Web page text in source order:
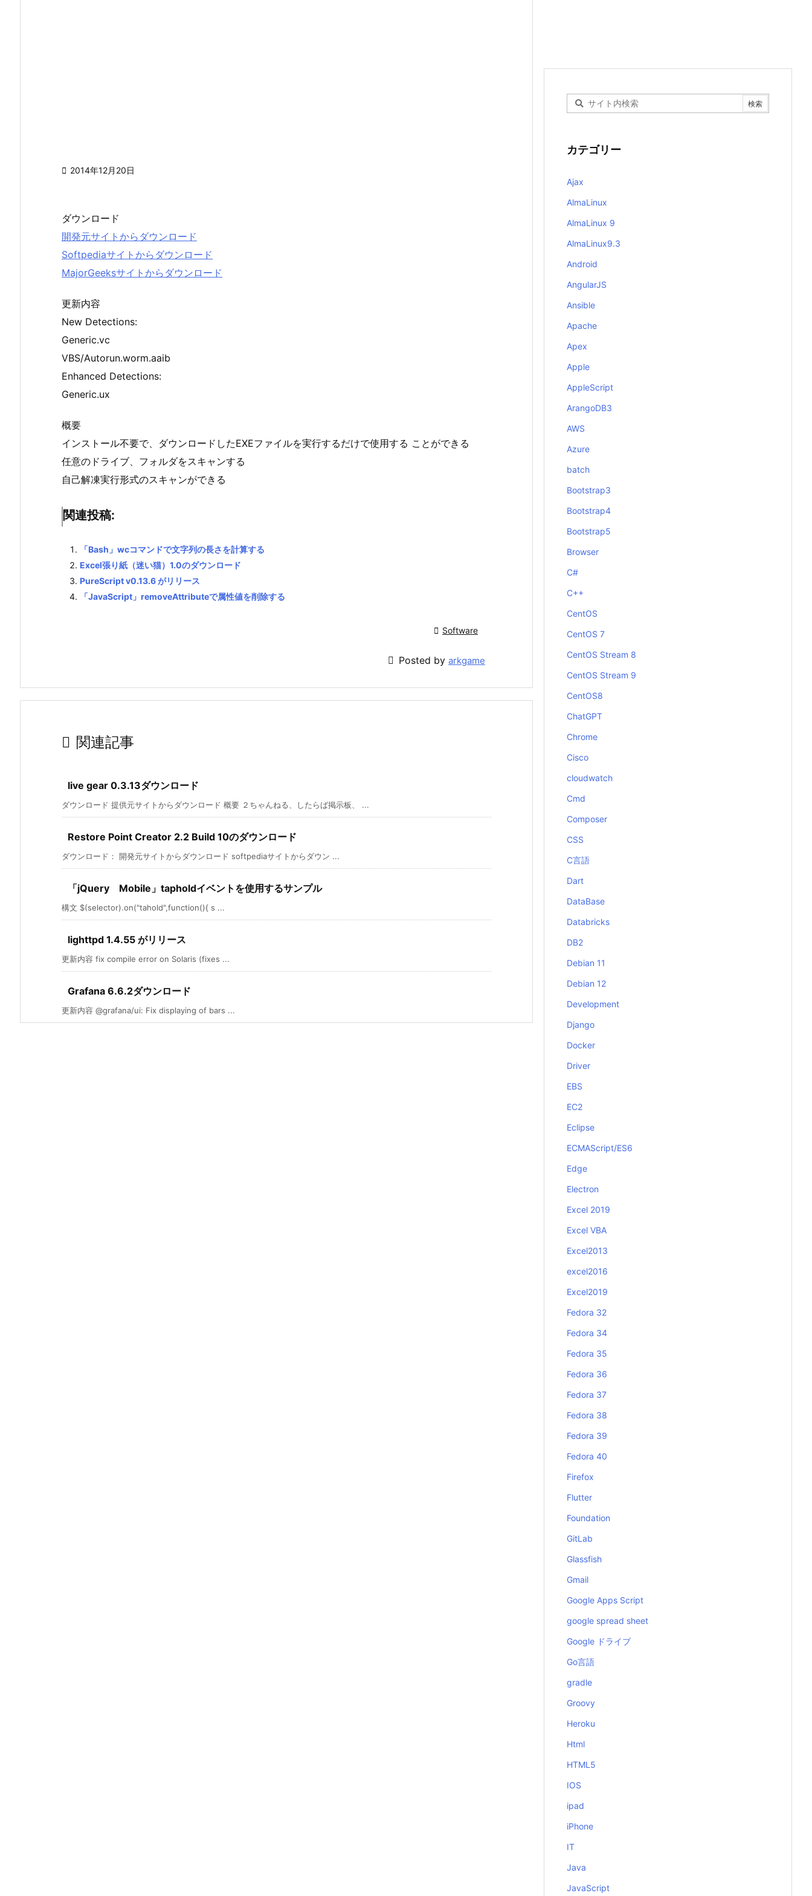
 2014年12月20日
ダウンロード
開発元サイトからダウンロード
Softpediaサイトからダウンロード
MajorGeeksサイトからダウンロード
更新内容
New Detections:
Generic.vc
VBS/Autorun.worm.aaib
Enhanced Detections:
Generic.ux
概要
インストール不要で、ダウンロードしたEXEファイルを実行するだけで使用する ことができる
任意のドライブ、フォルダをスキャンする
自己解凍実行形式のスキャンができる
関連投稿:
「Bash」wcコマンドで文字列の長さを計算する
Excel張り紙（迷い猫）1.0のダウンロード
PureScript v0.13.6 がリリース
「JavaScript」removeAttributeで属性値を削除する
 Software
 Posted by arkgame
 関連記事
live gear 0.3.13ダウンロード
ダウンロード 提供元サイトからダウンロード 概要 ２ちゃんねる、したらば掲示板、 ...
Restore Point Creator 2.2 Build 10のダウンロード
ダウンロード： 開発元サイトからダウンロード softpediaサイトからダウン ...
「jQuery Mobile」tapholdイベントを使用するサンプル
構文 $(selector).on("tahold",function(){ s ...
lighttpd 1.4.55 がリリース
更新内容 fix compile error on Solaris (fixes ...
Grafana 6.6.2ダウンロード
更新内容 @grafana/ui: Fix displaying of bars ...
カテゴリー
Ajax
AlmaLinux
AlmaLinux 9
AlmaLinux9.3
Android
AngularJS
Ansible
Apache
Apex
Apple
AppleScript
ArangoDB3
AWS
Azure
batch
Bootstrap3
Bootstrap4
Bootstrap5
Browser
C#
C++
CentOS
CentOS 7
CentOS Stream 8
CentOS Stream 9
CentOS8
ChatGPT
Chrome
Cisco
cloudwatch
Cmd
Composer
CSS
C言語
Dart
DataBase
Databricks
DB2
Debian 11
Debian 12
Development
Django
Docker
Driver
EBS
EC2
Eclipse
ECMAScript/ES6
Edge
Electron
Excel 2019
Excel VBA
Excel2013
excel2016
Excel2019
Fedora 32
Fedora 34
Fedora 35
Fedora 36
Fedora 37
Fedora 38
Fedora 39
Fedora 40
Firefox
Flutter
Foundation
GitLab
Glassfish
Gmail
Google Apps Script
google spread sheet
Google ドライブ
Go言語
gradle
Groovy
Heroku
Html
HTML5
IOS
ipad
iPhone
IT
Java
JavaScript